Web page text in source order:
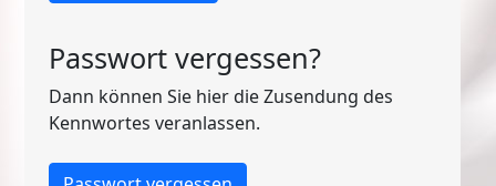
Passwort vergessen?
Dann können Sie hier die Zusendung des
Kennwortes veranlassen.